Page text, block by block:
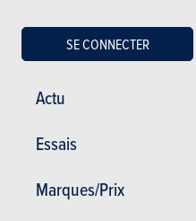
Actu
Essais
Marques/Prix
SE CONNECTER